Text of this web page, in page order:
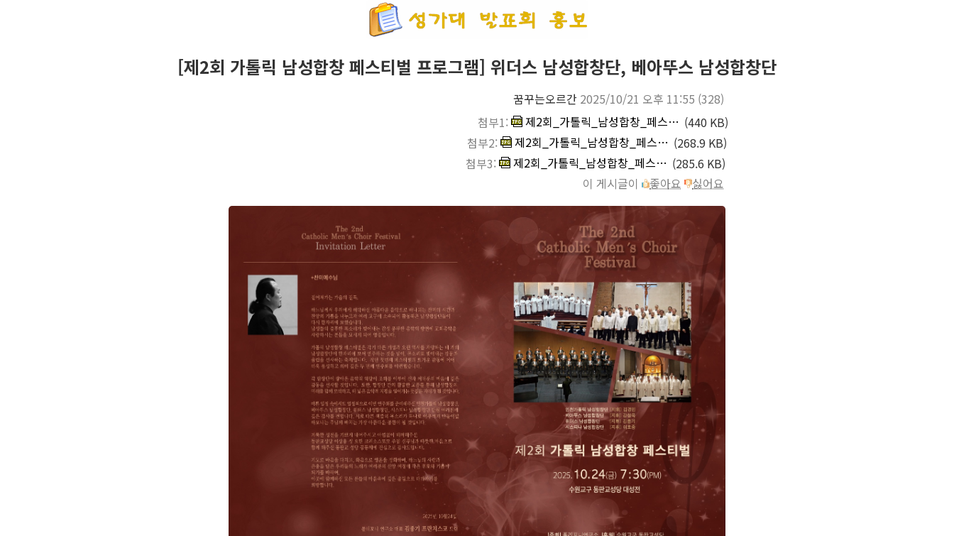
[제2회 가톨릭 남성합창 페스티벌 프로그램] 위더스 남성합창단, 베아뚜스 남성합창단
꿈꾸는오르간 2025/10/21 오후 11:55 (328)
첨부1:
제2회_가톨릭_남성합창_페스티벌_2-1jpg_1.jpg (440 KB)
첨부2:
제2회_가톨릭_남성합창_페스티벌_2-2jpg_1.jpg (268.9 KB)
첨부3:
제2회_가톨릭_남성합창_페스티벌_2-4jpg.jpg (285.6 KB)
이 게시글이
좋아요 싫어요